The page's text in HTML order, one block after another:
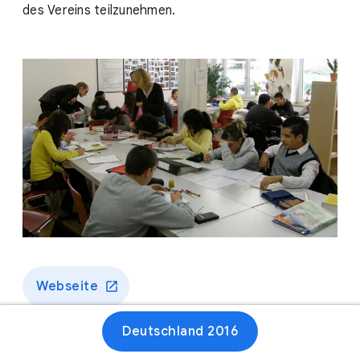
des Vereins teilzunehmen.
Webseite
Deutschland 2016